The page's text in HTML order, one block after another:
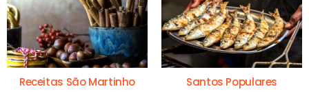
Receitas São Martinho Santos Populares